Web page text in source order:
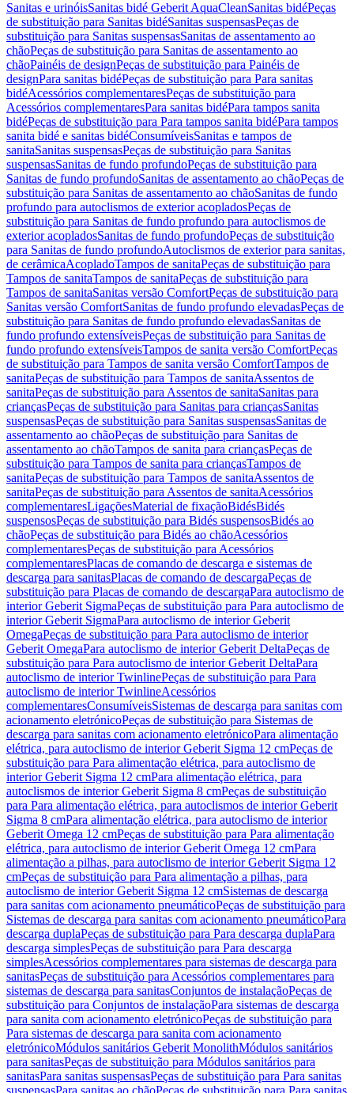
Sanitas e urinóisSanitas bidé Geberit AquaCleanSanitas bidéPeças
de substituição para Sanitas bidéSanitas suspensasPeças de
substituição para Sanitas suspensasSanitas de assentamento ao
chãoPeças de substituição para Sanitas de assentamento ao
chãoPainéis de designPeças de substituição para Painéis de
designPara sanitas bidéPeças de substituição para Para sanitas
bidéAcessórios complementaresPeças de substituição para
Acessórios complementaresPara sanitas bidéPara tampos sanita
bidéPeças de substituição para Para tampos sanita bidéPara tampos
sanita bidé e sanitas bidéConsumíveisSanitas e tampos de
sanitaSanitas suspensasPeças de substituição para Sanitas
suspensasSanitas de fundo profundoPeças de substituição para
Sanitas de fundo profundoSanitas de assentamento ao chãoPeças de
substituição para Sanitas de assentamento ao chãoSanitas de fundo
profundo para autoclismos de exterior acopladosPeças de
substituição para Sanitas de fundo profundo para autoclismos de
exterior acopladosSanitas de fundo profundoPeças de substituição
para Sanitas de fundo profundoAutoclismos de exterior para sanitas,
de cerâmicaAcopladoTampos de sanitaPeças de substituição para
Tampos de sanitaTampos de sanitaPeças de substituição para
Tampos de sanitaSanitas versão ComfortPeças de substituição para
Sanitas versão ComfortSanitas de fundo profundo elevadasPeças de
substituição para Sanitas de fundo profundo elevadasSanitas de
fundo profundo extensíveisPeças de substituição para Sanitas de
fundo profundo extensíveisTampos de sanita versão ComfortPeças
de substituição para Tampos de sanita versão ComfortTampos de
sanitaPeças de substituição para Tampos de sanitaAssentos de
sanitaPeças de substituição para Assentos de sanitaSanitas para
criançasPeças de substituição para Sanitas para criançasSanitas
suspensasPeças de substituição para Sanitas suspensasSanitas de
assentamento ao chãoPeças de substituição para Sanitas de
assentamento ao chãoTampos de sanita para criançasPeças de
substituição para Tampos de sanita para criançasTampos de
sanitaPeças de substituição para Tampos de sanitaAssentos de
sanitaPeças de substituição para Assentos de sanitaAcessórios
complementaresLigaçõesMaterial de fixaçãoBidésBidés
suspensosPeças de substituição para Bidés suspensosBidés ao
chãoPeças de substituição para Bidés ao chãoAcessórios
complementaresPeças de substituição para Acessórios
complementaresPlacas de comando de descarga e sistemas de
descarga para sanitasPlacas de comando de descargaPeças de
substituição para Placas de comando de descargaPara autoclismo de
interior Geberit SigmaPeças de substituição para Para autoclismo de
interior Geberit SigmaPara autoclismo de interior Geberit
OmegaPeças de substituição para Para autoclismo de interior
Geberit OmegaPara autoclismo de interior Geberit DeltaPeças de
substituição para Para autoclismo de interior Geberit DeltaPara
autoclismo de interior TwinlinePeças de substituição para Para
autoclismo de interior TwinlineAcessórios
complementaresConsumíveisSistemas de descarga para sanitas com
acionamento eletrónicoPeças de substituição para Sistemas de
descarga para sanitas com acionamento eletrónicoPara alimentação
elétrica, para autoclismo de interior Geberit Sigma 12 cmPeças de
substituição para Para alimentação elétrica, para autoclismo de
interior Geberit Sigma 12 cmPara alimentação elétrica, para
autoclismos de interior Geberit Sigma 8 cmPeças de substituição
para Para alimentação elétrica, para autoclismos de interior Geberit
Sigma 8 cmPara alimentação elétrica, para autoclismo de interior
Geberit Omega 12 cmPeças de substituição para Para alimentação
elétrica, para autoclismo de interior Geberit Omega 12 cmPara
alimentação a pilhas, para autoclismo de interior Geberit Sigma 12
cmPeças de substituição para Para alimentação a pilhas, para
autoclismo de interior Geberit Sigma 12 cmSistemas de descarga
para sanitas com acionamento pneumáticoPeças de substituição para
Sistemas de descarga para sanitas com acionamento pneumáticoPara
descarga duplaPeças de substituição para Para descarga duplaPara
descarga simplesPeças de substituição para Para descarga
simplesAcessórios complementares para sistemas de descarga para
sanitasPeças de substituição para Acessórios complementares para
sistemas de descarga para sanitasConjuntos de instalaçãoPeças de
substituição para Conjuntos de instalaçãoPara sistemas de descarga
para sanita com acionamento eletrónicoPeças de substituição para
Para sistemas de descarga para sanita com acionamento
eletrónicoMódulos sanitários Geberit MonolithMódulos sanitários
para sanitasPeças de substituição para Módulos sanitários para
sanitasPara sanitas suspensasPeças de substituição para Para sanitas
suspensasPara sanitas ao chãoPeças de substituição para Para sanitas